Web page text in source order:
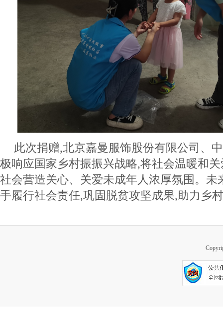
此次捐赠,北京嘉曼服饰股份有限公司、
极响应国家乡村振振兴战略,将社会温暖和
社会营造关心、关爱未成年人浓厚氛围。未
手履行社会责任,巩固脱贫攻坚成果,助力乡